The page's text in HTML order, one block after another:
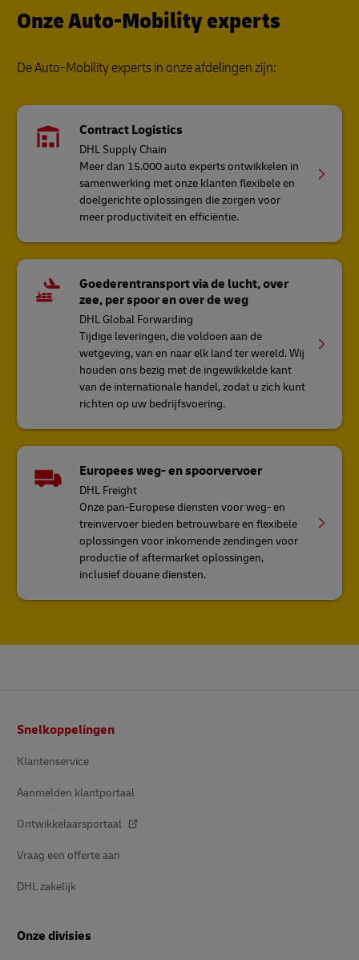
Onze Auto-Mobility experts
De Auto-Mobility experts in onze afdelingen zijn:
Contract Logistics
DHL Supply Chain
Meer dan 15.000 auto experts ontwikkelen in
samenwerking met onze klanten flexibele en
doelgerichte oplossingen die zorgen voor
meer productiviteit en efficiëntie.
Goederentransport via de lucht, over
zee, per spoor en over de weg
DHL Global Forwarding
Tijdige leveringen, die voldoen aan de
wetgeving, van en naar elk land ter wereld. Wij
houden ons bezig met de ingewikkelde kant
van de internationale handel, zodat u zich kunt
richten op uw bedrijfsvoering.
Europees weg- en spoorvervoer
DHL Freight
Onze pan-Europese diensten voor weg- en
treinvervoer bieden betrouwbare en flexibele
oplossingen voor inkomende zendingen voor
productie of aftermarket oplossingen,
inclusief douane diensten.
Snelkoppelingen
Klantenservice
Aanmelden klantportaal
Ontwikkelaarsportaal
Vraag een offerte aan
DHL zakelijk
Onze divisies